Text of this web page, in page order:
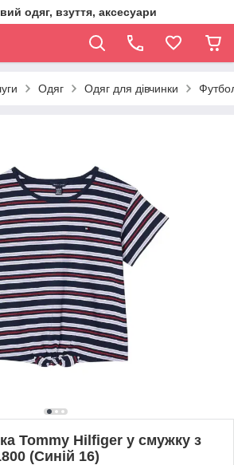
одяг, взуття, аксесуари
Одяг Одяг для дівчинки
Tommy Hilfiger у смужку з
(Синій 16)